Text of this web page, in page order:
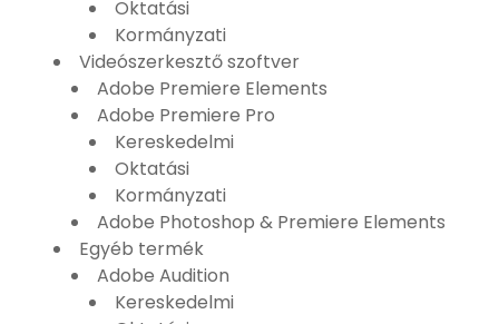
Oktatási
Kormányzati
Videószerkesztő szoftver
Adobe Premiere Elements
Adobe Premiere Pro
Kereskedelmi
Oktatási
Kormányzati
Adobe Photoshop & Premiere Elements
Egyéb termék
Adobe Audition
Kereskedelmi